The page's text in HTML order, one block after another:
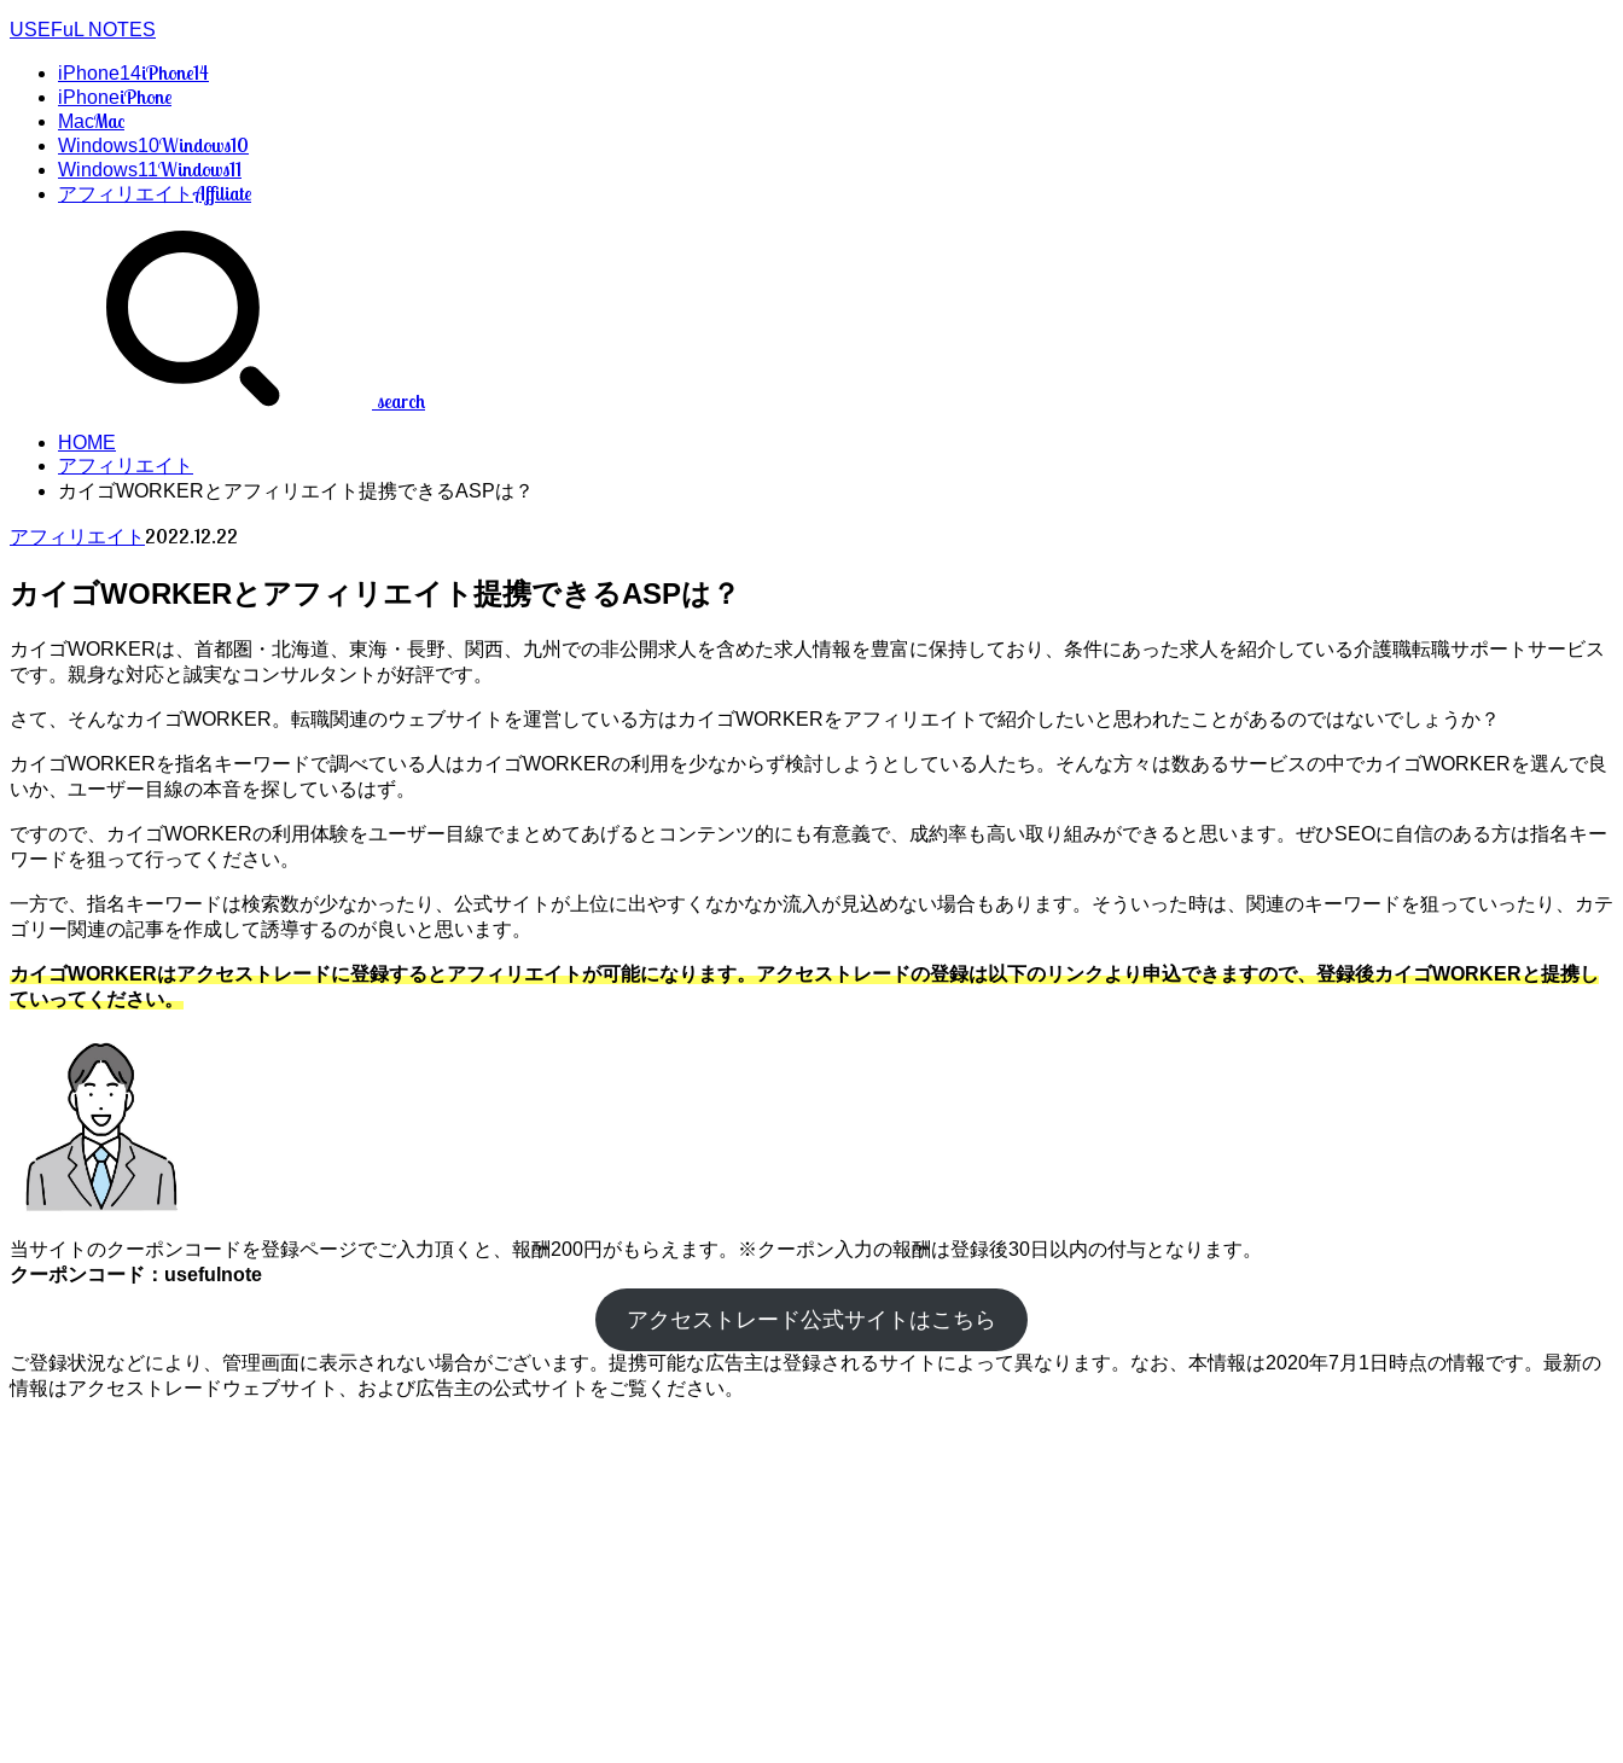
USEFuL NOTES
iPhone14iPhone14
iPhoneiPhone
MacMac
Windows10Windows10
Windows11Windows11
アフィリエイトAffiliate
search
HOME
アフィリエイト
カイゴWORKERとアフィリエイト提携できるASPは？
アフィリエイト 2022.12.22
カイゴWORKERとアフィリエイト提携できるASPは？
カイゴWORKERは、首都圏・北海道、東海・長野、関西、九州での非公開求人を含めた求人情報を豊富に保持しており、条件にあった求人を紹介している介護職転職サポートサービス
です。親身な対応と誠実なコンサルタントが好評です。
さて、そんなカイゴWORKER。転職関連のウェブサイトを運営している方はカイゴWORKERをアフィリエイトで紹介したいと思われたことがあるのではないでしょうか？
カイゴWORKERを指名キーワードで調べている人はカイゴWORKERの利用を少なからず検討しようとしている人たち。そんな方々は数あるサービスの中でカイゴWORKERを選んで良
いか、ユーザー目線の本音を探しているはず。
ですので、カイゴWORKERの利用体験をユーザー目線でまとめてあげるとコンテンツ的にも有意義で、成約率も高い取り組みができると思います。ぜひSEOに自信のある方は指名キー
ワードを狙って行ってください。
一方で、指名キーワードは検索数が少なかったり、公式サイトが上位に出やすくなかなか流入が見込めない場合もあります。そういった時は、関連のキーワードを狙っていったり、カテ
ゴリー関連の記事を作成して誘導するのが良いと思います。
カイゴWORKERはアクセストレードに登録するとアフィリエイトが可能になります。アクセストレードの登録は以下のリンクより申込できますので、登録後カイゴWORKERと提携し
ていってください。
当サイトのクーポンコードを登録ページでご入力頂くと、報酬200円がもらえます。※クーポン入力の報酬は登録後30日以内の付与となります。
クーポンコード：usefulnote
アクセストレード公式サイトはこちら
ご登録状況などにより、管理画面に表示されない場合がございます。提携可能な広告主は登録されるサイトによって異なります。なお、本情報は2020年7月1日時点の情報です。最新の
情報はアクセストレードウェブサイト、および広告主の公式サイトをご覧ください。